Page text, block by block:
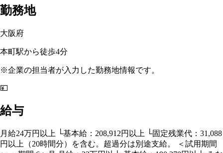
勤務地
大阪府
本町駅から徒歩4分
※企業の担当者が入力した勤務地情報です。
💴
給与
月給24万円以上 └基本給：208,912円以上 └固定残業代：31,088
円以上（20時間分）を含む。超過分は別途支給。 ＜試用期間